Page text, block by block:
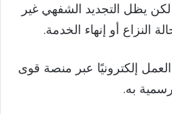
لكن يظل التجديد الشفهي غير
النزاع أو إنهاء الخدمة.
إلكترونيًا عبر منصة قوى
به.